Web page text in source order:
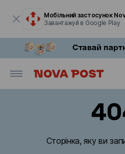
Мобільний застосунок
Завантажуй в Google Play
Сторінка, яку ви